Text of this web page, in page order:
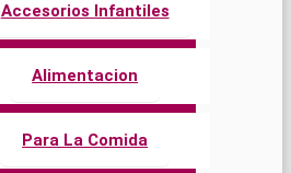
Accesorios Infantiles
Alimentacion
Para La Comida